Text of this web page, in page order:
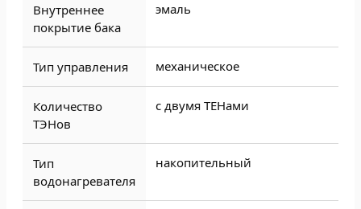
Внутреннее
покрытие бака
эмаль
Тип управления механическое
Количество
ТЭНов
с двумя ТЕНами
Тип
водонагревателя
накопительный